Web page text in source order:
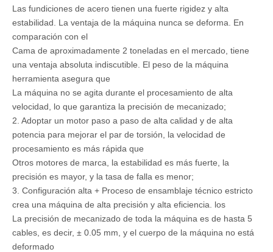
Las fundiciones de acero tienen una fuerte rigidez y alta
estabilidad. La ventaja de la máquina nunca se deforma. En
comparación con el
Cama de aproximadamente 2 toneladas en el mercado, tiene
una ventaja absoluta indiscutible. El peso de la máquina
herramienta asegura que
La máquina no se agita durante el procesamiento de alta
velocidad, lo que garantiza la precisión de mecanizado;
2. Adoptar un motor paso a paso de alta calidad y de alta
potencia para mejorar el par de torsión, la velocidad de
procesamiento es más rápida que
Otros motores de marca, la estabilidad es más fuerte, la
precisión es mayor, y la tasa de falla es menor;
3. Configuración alta + Proceso de ensamblaje técnico estricto
crea una máquina de alta precisión y alta eficiencia. los
La precisión de mecanizado de toda la máquina es de hasta 5
cables, es decir, ± 0.05 mm, y el cuerpo de la máquina no está
deformado